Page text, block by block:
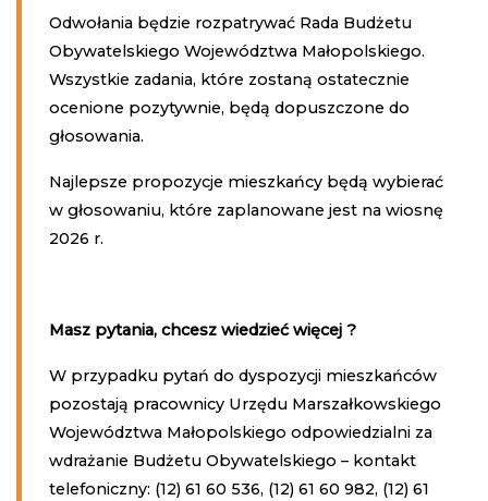
Odwołania będzie rozpatrywać Rada Budżetu
Obywatelskiego Województwa Małopolskiego.
Wszystkie zadania, które zostaną ostatecznie
ocenione pozytywnie, będą dopuszczone do
głosowania.
Najlepsze propozycje mieszkańcy będą wybierać
w głosowaniu, które zaplanowane jest na wiosnę
2026 r.
Masz pytania, chcesz wiedzieć więcej ?
W przypadku pytań do dyspozycji mieszkańców
pozostają pracownicy Urzędu Marszałkowskiego
Województwa Małopolskiego odpowiedzialni za
wdrażanie Budżetu Obywatelskiego – kontakt
telefoniczny: (12) 61 60 536, (12) 61 60 982, (12) 61